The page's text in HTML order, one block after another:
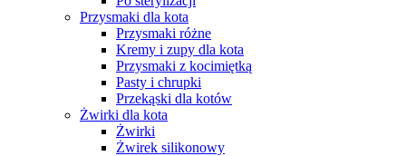
Przysmaki dla kota
Przysmaki różne
Kremy i zupy dla kota
Przysmaki z kocimiętką
Pasty i chrupki
Przekąski dla kotów
Żwirki dla kota
Żwirki
Żwirek silikonowy